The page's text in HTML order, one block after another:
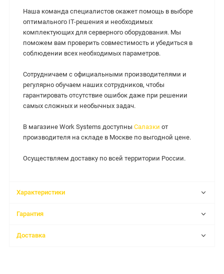
Наша команда специалистов окажет помощь в выборе
оптимального IT-решения и необходимых
комплектующих для серверного оборудования. Мы
поможем вам проверить совместимость и убедиться в
соблюдении всех необходимых параметров.
Сотрудничаем с официальными производителями и
регулярно обучаем наших сотрудников, чтобы
гарантировать отсутствие ошибок даже при решении
самых сложных и необычных задач.
В магазине Work Systems доступны Салазки от
производителя на складе в Москве по выгодной цене.
Осуществляем доставку по всей территории России.
Характеристики
Гарантия
Доставка